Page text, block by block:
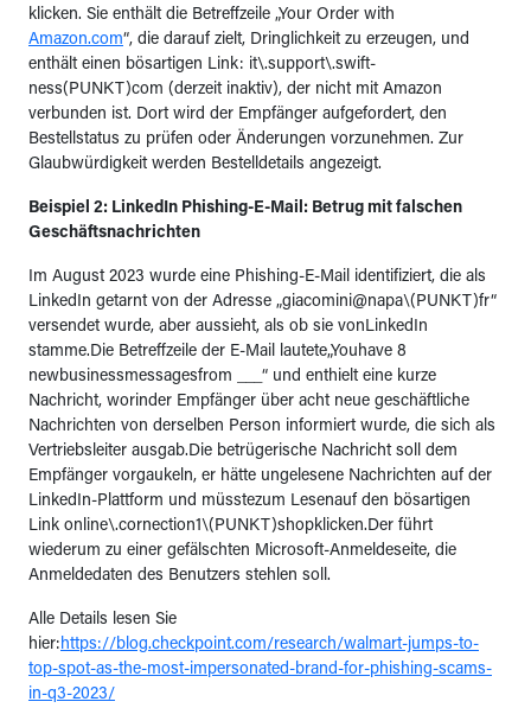
klicken. Sie enthält die Betreffzeile „Your Order with
Amazon.com“, die darauf zielt, Dringlichkeit zu erzeugen, und
enthält einen bösartigen Link: it\.support\.swift-
ness(PUNKT)com (derzeit inaktiv), der nicht mit Amazon
verbunden ist. Dort wird der Empfänger aufgefordert, den
Bestellstatus zu prüfen oder Änderungen vorzunehmen. Zur
Glaubwürdigkeit werden Bestelldetails angezeigt.
Beispiel 2: LinkedIn Phishing-E-Mail: Betrug mit falschen
Geschäftsnachrichten
Im August 2023 wurde eine Phishing-E-Mail identifiziert, die als
LinkedIn getarnt von der Adresse „giacomini@napa\(PUNKT)fr“
versendet wurde, aber aussieht, als ob sie vonLinkedIn
stamme.Die Betreffzeile der E-Mail lautete„Youhave 8
newbusinessmessagesfrom ___“ und enthielt eine kurze
Nachricht, worinder Empfänger über acht neue geschäftliche
Nachrichten von derselben Person informiert wurde, die sich als
Vertriebsleiter ausgab.Die betrügerische Nachricht soll dem
Empfänger vorgaukeln, er hätte ungelesene Nachrichten auf der
LinkedIn-Plattform und müsstezum Lesenauf den bösartigen
Link online\.cornection1\(PUNKT)shopklicken.Der führt
wiederum zu einer gefälschten Microsoft-Anmeldeseite, die
Anmeldedaten des Benutzers stehlen soll.
Alle Details lesen Sie
hier:https://blog.checkpoint.com/research/walmart-jumps-to-
top-spot-as-the-most-impersonated-brand-for-phishing-scams-
in-q3-2023/